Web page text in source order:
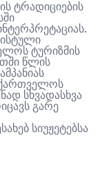
ტრადიციების
.
ტურიზმის
წლის
სხვადასხვა
გარე
სიუჟეტებსა